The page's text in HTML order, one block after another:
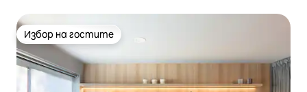
Избор на гостите
Избор на гостите